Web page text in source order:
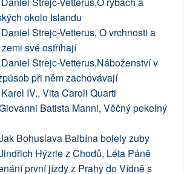
okolo Islandu
Daniel Strejc-Vetterus, O vrchnosti a
své ostříhají
Daniel Strejc-Vetterus,Náboženství v
při něm zachovávají
Karel IV., Vita Caroli Quarti
Batista Manni, Věčný pekelný
Bohuslava Balbína bolely zuby
Hýzrle z Chodů, Léta Páně
první jízdy z Prahy do Vídně s